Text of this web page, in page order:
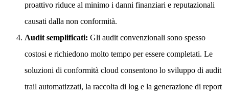
proattivo riduce al minimo i danni finanziari e reputazionali
causati dalla non conformità.
Audit semplificati: Gli audit convenzionali sono spesso
costosi e richiedono molto tempo per essere completati. Le
soluzioni di conformità cloud consentono lo sviluppo di audit
trail automatizzati, la raccolta di log e la generazione di report